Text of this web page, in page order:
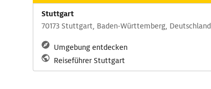
Stuttgart
70173 Stuttgart, Baden-Württemberg, Deutschland
Umgebung entdecken
Reiseführer Stuttgart